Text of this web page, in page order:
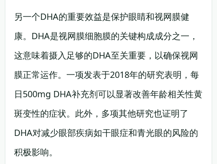
另一个DHA的重要效益是保护眼睛和视网膜健
康。DHA是视网膜细胞膜的关键构成成分之一，
这意味着摄入足够的DHA至关重要，以确保视网
膜正常运作。一项发表于2018年的研究表明，每
日500mg DHA补充剂可以显著改善年龄相关性黄
斑变性的症状。此外，多项其他研究也证明了
DHA对减少眼部疾病如干眼症和青光眼的风险的
积极影响。